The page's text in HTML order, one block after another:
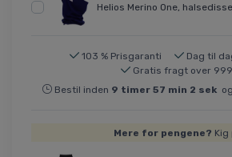
Helios Merino One,
103 % Prisgaranti
Dag til
Gratis fragt over
Bestil inden 9 timer 57 min 2 sekog
Mere for pengene? Kig